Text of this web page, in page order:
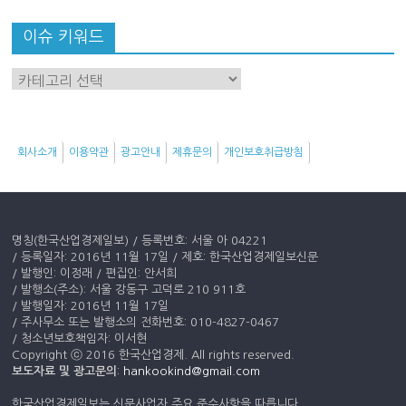
이슈 키워드
이
드
회사소개 이용약관 광고안내 제휴문의 개인보호취급방침
명칭(한국산업경제일보) / 등록번호: 서울 아 04221
/ 등록일자: 2016년 11월 17일 / 제호: 한국산업경제일보신문
/ 발행인: 이정래 / 편집인: 안서희
/ 발행소(주소): 서울 강동구 고덕로 210 911호
/ 발행일자: 2016년 11월 17일
/ 주사무소 또는 발행소의 전화번호: 010-4827-0467
/ 청소년보호책임자: 이서현
Copyright ⓒ 2016 한국산업경제. All rights reserved.
보도자료 및 광고문의 : hankookind@gmail.com
한국산업경제일보는 신문사업자 주요 준수사항을 따릅니다.